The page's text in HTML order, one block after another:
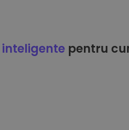
pentru